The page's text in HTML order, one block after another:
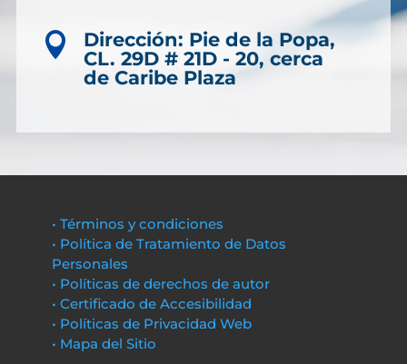

Dirección: Pie de la Popa,
CL. 29D # 21D - 20, cerca
de Caribe Plaza
• Términos y condiciones
• Política de Tratamiento de Datos
Personales
• Políticas de derechos de autor
• Certificado de Accesibilidad
• Políticas de Privacidad Web
• Mapa del Sitio